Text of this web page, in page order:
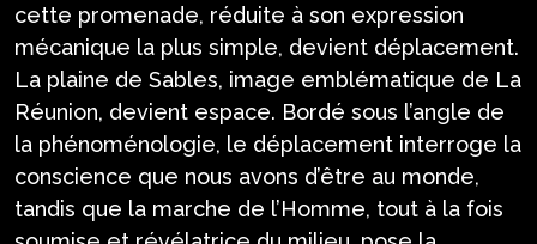
cette promenade, réduite à son expression
mécanique la plus simple, devient déplacement.
La plaine de Sables, image emblématique de La
Réunion, devient espace. Bordé sous l’angle de
la phénoménologie, le déplacement interroge la
conscience que nous avons d’être au monde,
tandis que la marche de l’Homme, tout à la fois